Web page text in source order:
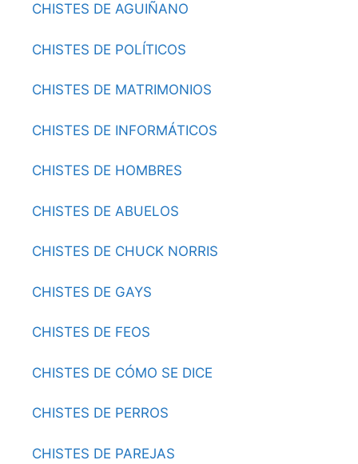
CHISTES DE AGUIÑANO
CHISTES DE POLÍTICOS
CHISTES DE MATRIMONIOS
CHISTES DE INFORMÁTICOS
CHISTES DE HOMBRES
CHISTES DE ABUELOS
CHISTES DE CHUCK NORRIS
CHISTES DE GAYS
CHISTES DE FEOS
CHISTES DE CÓMO SE DICE
CHISTES DE PERROS
CHISTES DE PAREJAS